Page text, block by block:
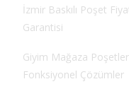
İzmir Baskılı Poşet
Garantisi
Giyim Mağaza
Fonksiyonel Çözümler